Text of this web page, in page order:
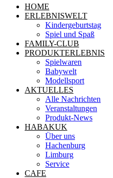
HOME
ERLEBNISWELT
Kindergeburtstag
Spiel und Spaß
FAMILY-CLUB
PRODUKTERLEBNIS
Spielwaren
Babywelt
Modellsport
AKTUELLES
Alle Nachrichten
Veranstaltungen
Produkt-News
HABAKUK
Über uns
Hachenburg
Limburg
Service
CAFE